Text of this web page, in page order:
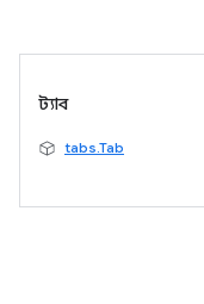
ট্যাব
tabs.Tab